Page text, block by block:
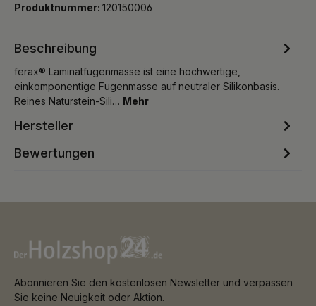
Produktnummer: 120150006
Beschreibung
ferax® Laminatfugenmasse ist eine hochwertige,
einkomponentige Fugenmasse auf neutraler Silikonbasis.
Reines Naturstein-Sili… Mehr
Hersteller
Bewertungen
Abonnieren Sie den kostenlosen Newsletter und verpassen
Sie keine Neuigkeit oder Aktion.